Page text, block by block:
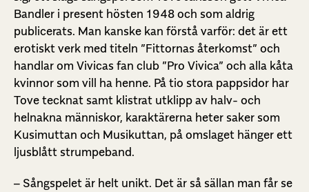
Bandler i present hösten 1948 och som aldrig
publicerats. Man kanske kan förstå varför: det är ett
erotiskt verk med titeln ”Fittornas återkomst” och
handlar om Vivicas fan club ”Pro Vivica” och alla kåta
kvinnor som vill ha henne. På tio stora pappsidor har
Tove tecknat samt klistrat utklipp av halv- och
helnakna människor, karaktärerna heter saker som
Kusimuttan och Musikuttan, på omslaget hänger ett
ljusblått strumpeband.
– Sångspelet är helt unikt. Det är så sällan man får se